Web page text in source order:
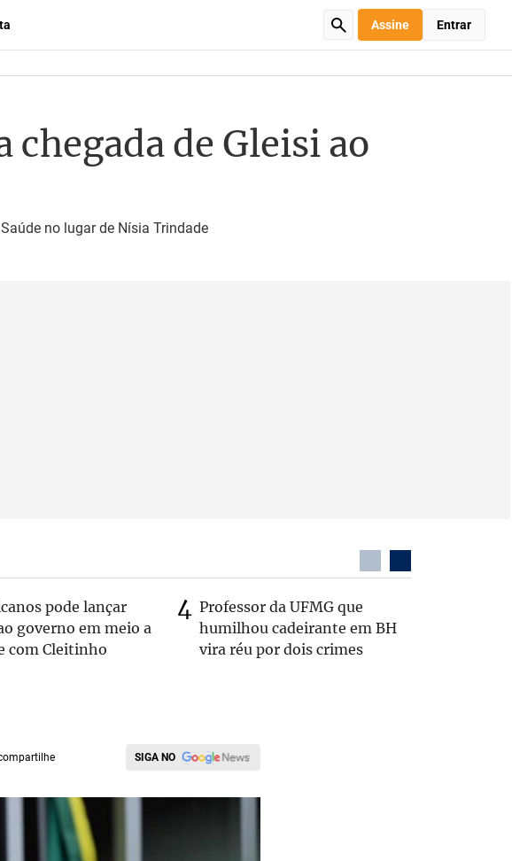
Assine Entrar
de Gleisi ao
no lugar de Nísia Trindade
pode lançar
governo em meio a
com Cleitinho
Professor da UFMG que
humilhou cadeirante em BH
vira réu por dois crimes
SIGA NO